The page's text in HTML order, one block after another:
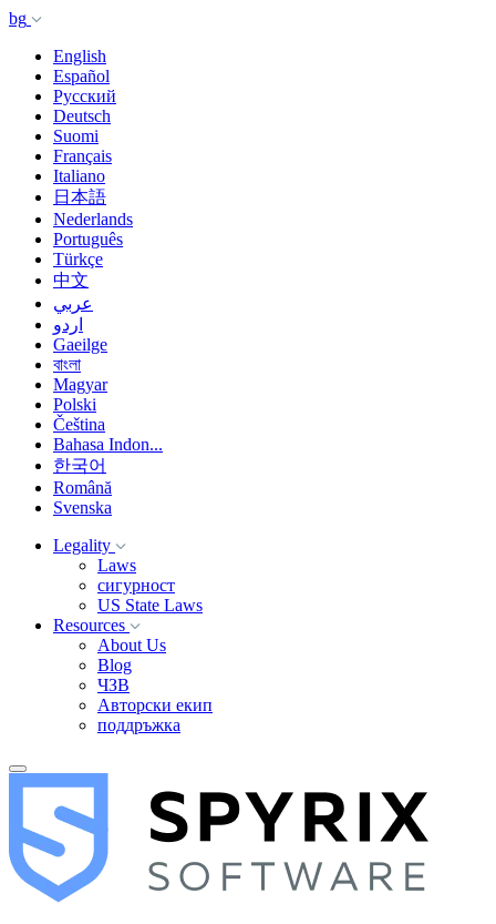
bg
English
Español
Русский
Deutsch
Suomi
Français
Italiano
日本語
Nederlands
Português
Türkçe
中文
عربي
اردو
Gaeilge
বাংলা
Magyar
Polski
Čeština
Bahasa Indon...
한국어
Română
Svenska
Legality
Laws
сигурност
US State Laws
Resources
About Us
Blog
ЧЗВ
Авторски екип
поддръжка